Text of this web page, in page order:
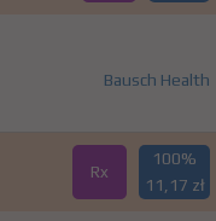
Bausch Health
Rx
100%
11,17 zł